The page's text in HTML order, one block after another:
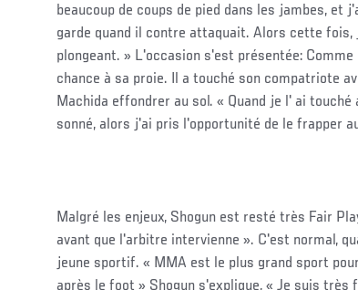
beaucoup de coups de pied dans les jambes, et
garde quand il contre attaquait. Alors cette fois,
plongeant. » L'occasion s'est présentée: Comme
chance à sa proie. Il a touché son compatriote
Machida effondrer au sol. « Quand je l' ai
sonné, alors j'ai pris l'opportunité de le frapper
Malgré les enjeux, Shogun est resté très Fair
avant que l'arbitre intervienne ». C'est normal,
jeune sportif. « MMA est le plus grand sport
après le foot » Shogun s'explique, « Je suis